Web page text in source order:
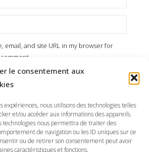
le consentement aux
expériences, nous utilisons des technologies telles
et/ou accéder aux informations des appareils.
technologies nous permettra de traiter des
de navigation ou les ID uniques sur ce
ou de retirer son consentement peut avoir
caractéristiques et fonctions.
email, and site URL in my browser for